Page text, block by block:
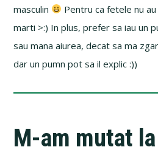
masculin
Pentru ca fetele nu
marti >:) In plus, prefer sa iau un
sau mana aiurea, decat sa ma
dar un pumn pot sa il explic :))
M-am mutat